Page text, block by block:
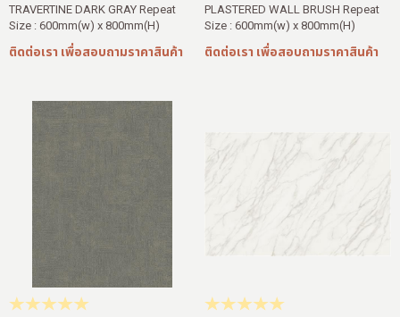
TRAVERTINE DARK GRAY Repeat
Size : 600mm(w) x 800mm(H)
ติดต่อเรา เพื่อสอบถามราคาสินค้า
PLASTERED WALL BRUSH Repeat
Size : 600mm(w) x 800mm(H)
ติดต่อเรา เพื่อสอบถามราคาสินค้า